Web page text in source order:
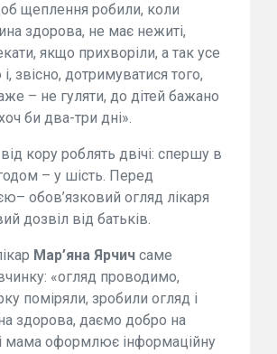
щеплення робили, коли
здорова, не має нежиті,
якщо прихворіли, а так усе
звісно, дотримуватися того,
– не гуляти, до дітей бажано
би два-три дні».
кору роблять двічі: спершу в
– у шість. Перед
обов’язковий огляд лікаря
дозвіл від батьків.
Мар’яна Ярчич саме
«огляд проводимо,
поміряли, зробили огляд і
здорова, даємо добро на
мама оформлює інформаційну